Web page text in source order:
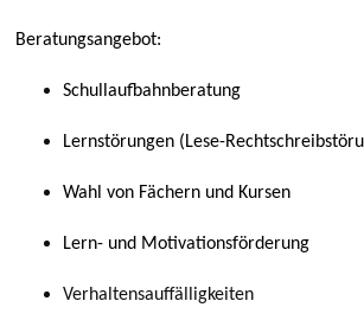
Beratungsangebot:
Schullaufbahnberatung
Lernstörungen (Lese-
Wahl von Fächern und Kursen
Lern- und Motivationsförderung
Verhaltensauffälligkeiten